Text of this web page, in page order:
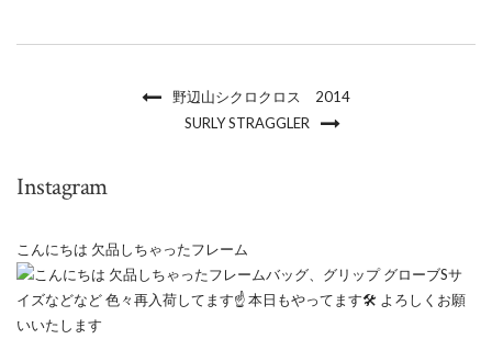
野辺山シクロクロス 2014
SURLY STRAGGLER
Instagram
こんにちは 欠品しちゃったフレーム